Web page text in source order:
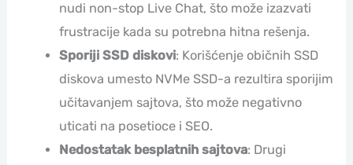
nudi non-stop Live Chat, što može izazvati
frustracije kada su potrebna hitna rešenja.
Sporiji SSD diskovi: Korišćenje običnih SSD
diskova umesto NVMe SSD-a rezultira sporijim
učitavanjem sajtova, što može negativno
uticati na posetioce i SEO.
Nedostatak besplatnih sajtova: Drugi